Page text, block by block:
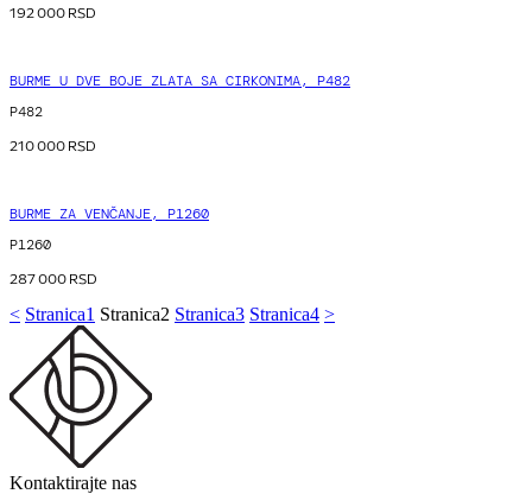
192 000RSD
BURME U DVE BOJE ZLATA SA CIRKONIMA, P482
P482
210 000RSD
BURME ZA VENČANJE, P1260
P1260
287 000RSD
< Stranica1 Stranica2 Stranica3 Stranica4 >
Kontaktirajte nas